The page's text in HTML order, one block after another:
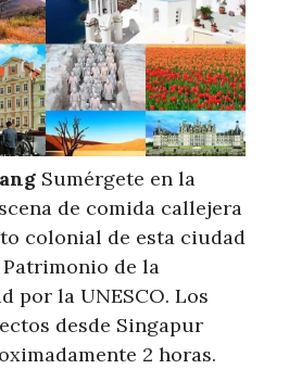
Sumérgete en la
de comida callejera
colonial de esta ciudad
de la
por la UNESCO. Los
desde Singapur
2 horas.